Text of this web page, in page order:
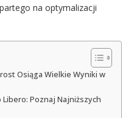
na optymalizacji
Osiąga Wielkie Wyniki w
Poznaj Najniższych